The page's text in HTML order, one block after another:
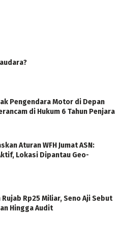
Pengendara Motor di Depan
di Hukum 6 Tahun Penjara
Aturan WFH Jumat ASN:
Lokasi Dipantau Geo-
Rp25 Miliar, Seno Aji Sebut
Hingga Audit